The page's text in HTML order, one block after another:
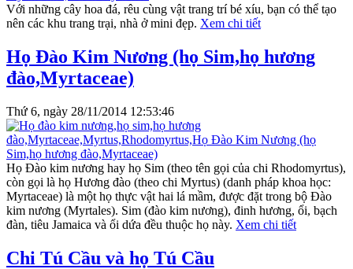
Với những cây hoa đá, rêu cùng vật trang trí bé xíu, bạn có thể tạo
nên các khu trang trại, nhà ở mini đẹp. Xem chi tiết
Họ Đào Kim Nương (họ Sim,họ hương
đào,Myrtaceae)
Thứ 6, ngày 28/11/2014 12:53:46
Họ Đào kim nương hay họ Sim (theo tên gọi của chi Rhodomyrtus),
còn gọi là họ Hương đào (theo chi Myrtus) (danh pháp khoa học:
Myrtaceae) là một họ thực vật hai lá mầm, được đặt trong bộ Đào
kim nương (Myrtales). Sim (đào kim nương), đinh hương, ổi, bạch
đàn, tiêu Jamaica và ổi dứa đều thuộc họ này. Xem chi tiết
Chi Tú Cầu và họ Tú Cầu